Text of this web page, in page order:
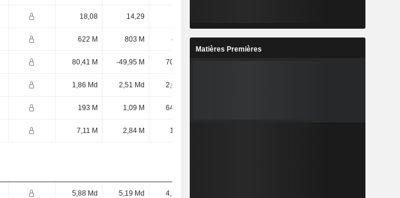
18,08 14,29
622 M 803 M 495 M 611 M 439 M
80,41 M -49,95 M 70,31 M
1,86 Md 2,51 Md 2,06 Md
193 M 1,09 M 64,04 M
7,11 M 2,84 M 1,53 M
5,88 Md 5,19 Md 4,58 Md
Matières Premières